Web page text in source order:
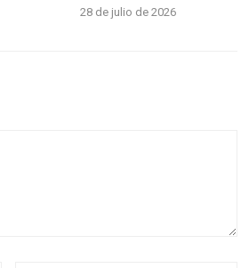
28 de julio de 2026